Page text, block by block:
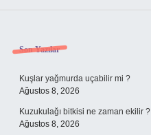
Sidebar
Son Yazılar
Kuşlar yağmurda uçabilir mi ?
Ağustos 8, 2026
Kuzukulağı bitkisi ne zaman ekilir ?
Ağustos 8, 2026